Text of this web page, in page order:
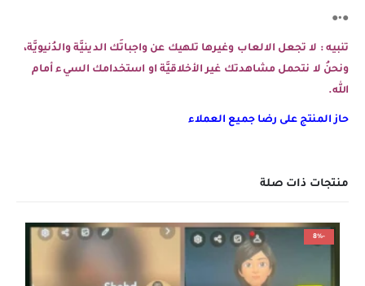
●•●
تنبيه : لا تجعل الالعاب وغيرها تلهيك عن واجباتَك الدينيَّة والدُنيويَّة،
ونحنُ لا نتحمل مشاهدتك غير الأخلاقيَّة او استخدامك السيء أمام
الله.
حاز المنتج على رضا جميع العملاء
منتجات ذات صلة
-8%